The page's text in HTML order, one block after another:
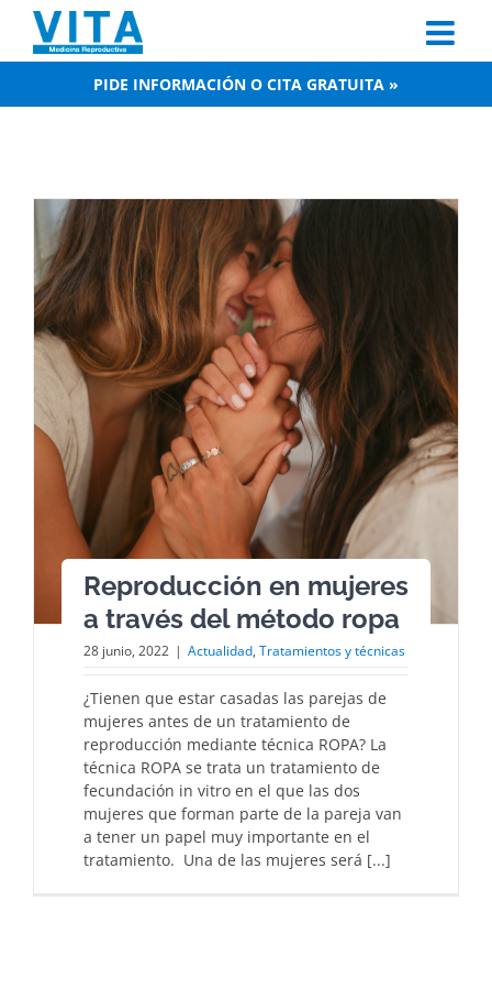
content
PIDE INFORMACIÓN O CITA GRATUITA »
Reproducción en mujeres
a través del método ropa
28 junio, 2022 | Actualidad, Tratamientos y técnicas
¿Tienen que estar casadas las parejas de
mujeres antes de un tratamiento de
reproducción mediante técnica ROPA? La
técnica ROPA se trata un tratamiento de
fecundación in vitro en el que las dos
mujeres que forman parte de la pareja van
a tener un papel muy importante en el
tratamiento. Una de las mujeres será [...]